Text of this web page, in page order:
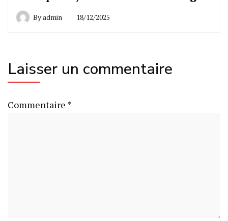
Byadmin 18/12/2025
Laisser un commentaire
Commentaire *